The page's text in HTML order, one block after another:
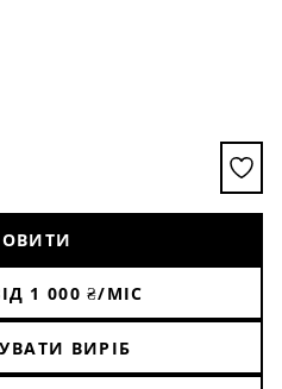
входить
1 000 ₴/МІС
ВИРІБ